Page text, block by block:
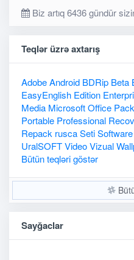
Biz artıq 6436 gündür
Teqlər üzrə axtarış
AdobeAndroid BDRip Beta
EasyEnglish Edition
Media MicrosoftOffice Pack
Portable Professional
Repack ruscaSetiSoftware
UralSOFTVideoVizual
Bütün teqləri göstər
Sayğaclar